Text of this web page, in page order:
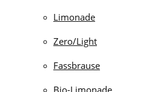
Limonade
Zero/Light
Fassbrause
Bio-Limonade